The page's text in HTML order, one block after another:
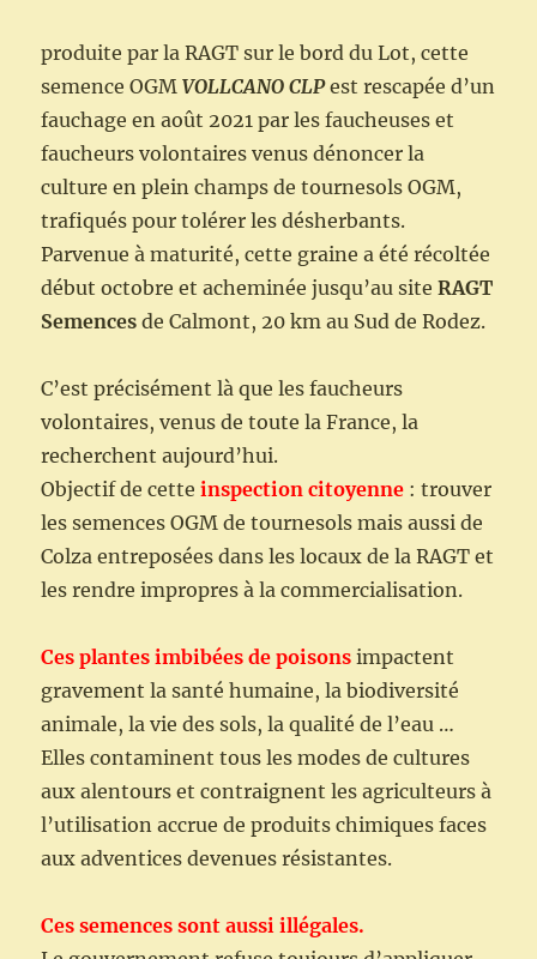
produite par la RAGT sur le bord du Lot, cette
semence OGMVOLLCANO CLP est rescapée d’un
fauchage en août 2021 par les faucheuses et
faucheurs volontaires venus dénoncer la
culture en plein champs de tournesols OGM,
trafiqués pour tolérer les désherbants.
Parvenue à maturité, cette graine a été récoltée
début octobre et acheminée jusqu’au siteRAGT
Semences de Calmont, 20 km au Sud de Rodez.
C’est précisément là que les faucheurs
volontaires, venus de toute la France, la
recherchent aujourd’hui.
Objectif de cetteinspection citoyenne : trouver
les semences OGM de tournesols mais aussi de
Colza entreposées dans les locaux de la RAGT et
les rendre impropres à la commercialisation.
Ces plantes imbibées de poisons impactent
gravement la santé humaine, la biodiversité
animale, la vie des sols, la qualité de l’eau …
Elles contaminent tous les modes de cultures
aux alentours et contraignent les agriculteurs à
l’utilisation accrue de produits chimiques faces
aux adventices devenues résistantes.
Ces semences sont aussi illégales.